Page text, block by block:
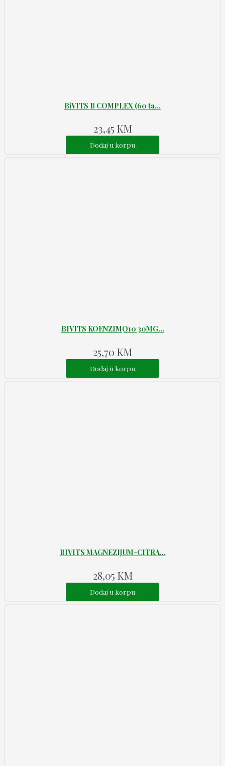
BiVITS B COMPLEX (60 ta...
23,45 KM
Dodaj u korpu
BIVITS KOENZIMQ10 30MG...
25,70 KM
Dodaj u korpu
BIVITS MAGNEZIJUM-CITRA...
28,05 KM
Dodaj u korpu